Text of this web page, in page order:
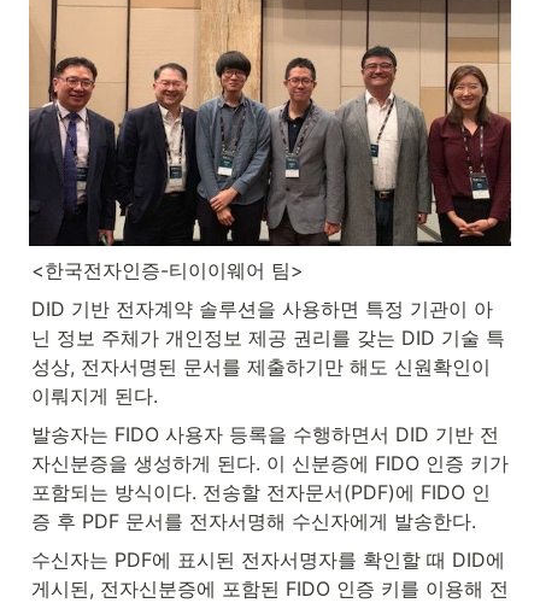
<한국전자인증-티이이웨어 팀>
DID 기반 전자계약 솔루션을 사용하면 특정 기관이 아
닌 정보 주체가 개인정보 제공 권리를 갖는 DID 기술 특
성상, 전자서명된 문서를 제출하기만 해도 신원확인이
이뤄지게 된다.
발송자는 FIDO 사용자 등록을 수행하면서 DID 기반 전
자신분증을 생성하게 된다. 이 신분증에 FIDO 인증 키가
포함되는 방식이다. 전송할 전자문서(PDF)에 FIDO 인
증 후 PDF 문서를 전자서명해 수신자에게 발송한다.
수신자는 PDF에 표시된 전자서명자를 확인할 때 DID에
게시된, 전자신분증에 포함된 FIDO 인증 키를 이용해 전